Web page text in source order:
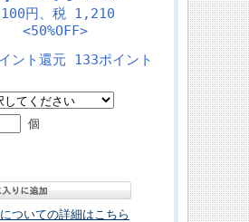
円、税 1,210
<50%OFF>
ント還元 133ポイント
個
ついての詳細はこちら